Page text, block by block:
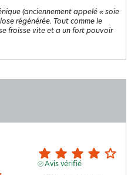
(anciennement appelé « soie
régénérée. Tout comme le
froisse vite et a un fort pouvoir
Avis vérifié